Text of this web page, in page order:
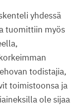
yhdessä
tuomittiin myös
todistajia,
toimistoonsa ja
ole sijaa